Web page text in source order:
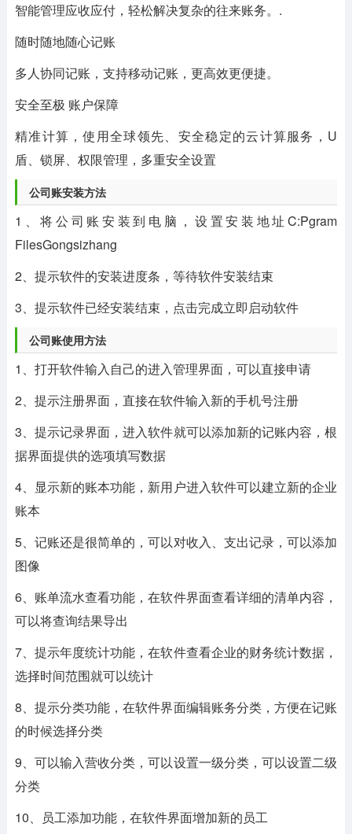
智能管理应收应付，轻松解决复杂的往来账务。.
随时随地随心记账
多人协同记账，支持移动记账，更高效更便捷。
安全至极 账户保障
精准计算，使用全球领先、安全稳定的云计算服务，U
盾、锁屏、权限管理，多重安全设置
公司账安装方法
1、将公司账安装到电脑，设置安装地址C:Pgram
FilesGongsizhang
2、提示软件的安装进度条，等待软件安装结束
3、提示软件已经安装结束，点击完成立即启动软件
公司账使用方法
1、打开软件输入自己的进入管理界面，可以直接申请
2、提示注册界面，直接在软件输入新的手机号注册
3、提示记录界面，进入软件就可以添加新的记账内容，根
据界面提供的选项填写数据
4、显示新的账本功能，新用户进入软件可以建立新的企业
账本
5、记账还是很简单的，可以对收入、支出记录，可以添加
图像
6、账单流水查看功能，在软件界面查看详细的清单内容，
可以将查询结果导出
7、提示年度统计功能，在软件查看企业的财务统计数据，
选择时间范围就可以统计
8、提示分类功能，在软件界面编辑账务分类，方便在记账
的时候选择分类
9、可以输入营收分类，可以设置一级分类，可以设置二级
分类
10、员工添加功能，在软件界面增加新的员工